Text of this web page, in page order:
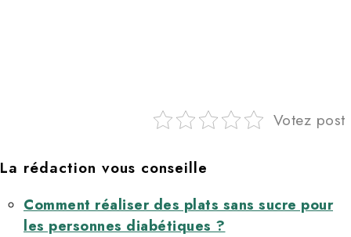
Votez post
La rédaction vous conseille
Comment réaliser des plats sans sucre pour
les personnes diabétiques ?